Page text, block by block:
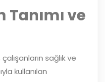
Tanımı ve
sağlık ve
kullanılan